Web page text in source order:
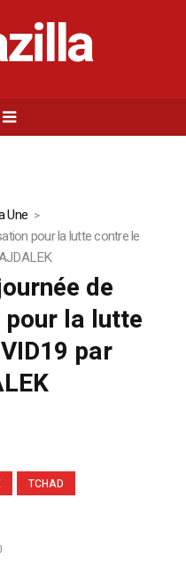
Une
pour la lutte contre le
de
la lutte
par
TCHAD